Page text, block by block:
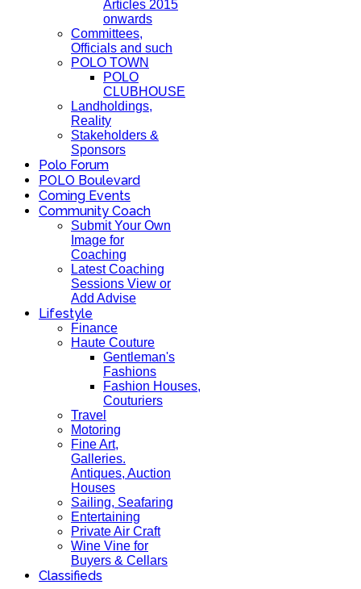
Articles 2015
onwards
Committees,
Officials and such
POLO TOWN
POLO
CLUBHOUSE
Landholdings,
Reality
Stakeholders &
Sponsors
Polo Forum
POLO Boulevard
Coming Events
Community Coach
Submit Your Own
Image for
Coaching
Latest Coaching
Sessions View or
Add Advise
Lifestyle
Finance
Haute Couture
Gentleman's
Fashions
Fashion Houses,
Couturiers
Travel
Motoring
Fine Art,
Galleries.
Antiques, Auction
Houses
Sailing, Seafaring
Entertaining
Private Air Craft
Wine Vine for
Buyers & Cellars
Classifieds